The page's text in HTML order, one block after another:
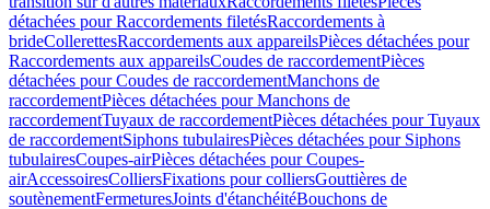
détachées pour Raccordements filetésRaccordements à
brideCollerettesRaccordements aux appareilsPièces détachées pour
Raccordements aux appareilsCoudes de raccordementPièces
détachées pour Coudes de raccordementManchons de
raccordementPièces détachées pour Manchons de
raccordementTuyaux de raccordementPièces détachées pour Tuyaux
de raccordementSiphons tubulairesPièces détachées pour Siphons
tubulairesCoupes-airPièces détachées pour Coupes-
airAccessoiresColliersFixations pour colliersGouttières de
soutènementFermeturesJoints d'étanchéitéBouchons de